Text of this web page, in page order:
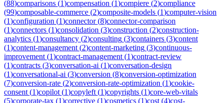
(88)comparisons (1)compensation (1)compiere (2)compliance
(99)composable-commerce (2)composite-models (1)computer-vision
(1)configuration (1)connector(8)connector-comparison
(1)connectors (1)consolidation (3)construction (2)construction-
analytics (1)consultancy (2)consulting (3)containers (3)content
(1)content-management (2)content-marketing (3)continuous-
improvement (1)contract-management (1)contract-review
(1)contracts (3)conversation-ai (1)conversation-design
(1)conversational-ai (3)conversion (8)conversion-optimization
(7)conversion-rate (2)conversion-rate-optimization (1)cookie-
consent (1)copilot (1)copyleft (1)copyrights (1)core-web-vitals
(5)corporate-tax (1)corrective (1)cosmetics (1)cost (4)cost-